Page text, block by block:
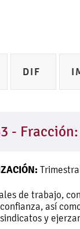
DIF
- Fracción:
de trabajo,
así
y